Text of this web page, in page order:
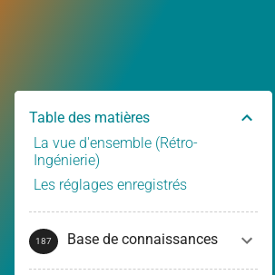
Table des matières
La vue d'ensemble (Rétro-
Ingénierie)
Les réglages enregistrés
Base de connaissances